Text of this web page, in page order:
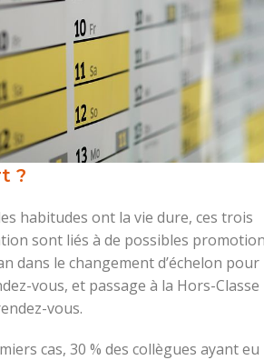
?
habitudes ont la vie dure, ces trois
sont liés à de possibles
dans le changement d’échelon pour
vous, et passage à la Hors-Classe
vous.
cas, 30 % des collègues ayant eu